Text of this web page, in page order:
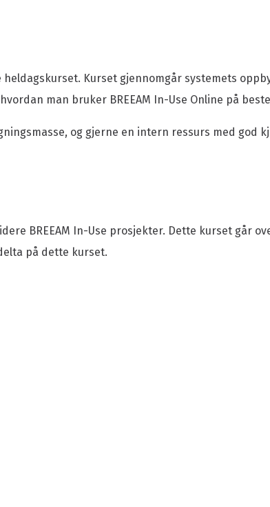
Kurset gjennomgår systemets
man bruker BREEAM In-Use Online på
og gjerne en intern ressurs med god
BREEAM In-Use prosjekter. Dette kurset går
på dette kurset.